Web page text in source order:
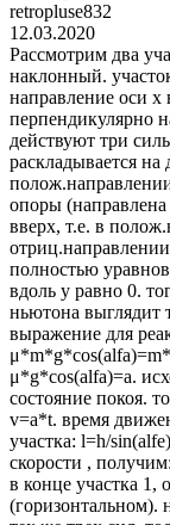
retropluse832
12.03.2020
Рассмотрим два
наклонный.
направление оси х
перпендикулярно
действуют три
раскладывается
опоры
вверх, т.е. в
полностью
вдоль у равно 0.
ньютона выглядит
выражение для
μ*g*cos(alfa)=a.
состояние покоя.
v=a*t. время
участка: l=h/
скорости ,
в конце участка 1,
(горизонтальном).